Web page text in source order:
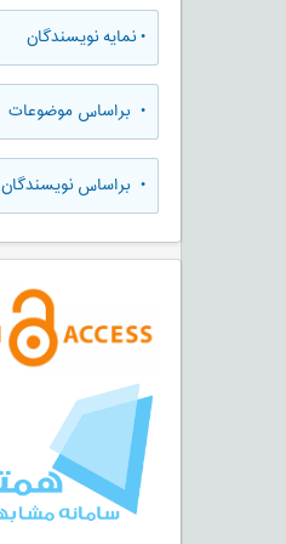
•نمایه نویسندگان
• براساس موضوعات
• براساس نویسندگان